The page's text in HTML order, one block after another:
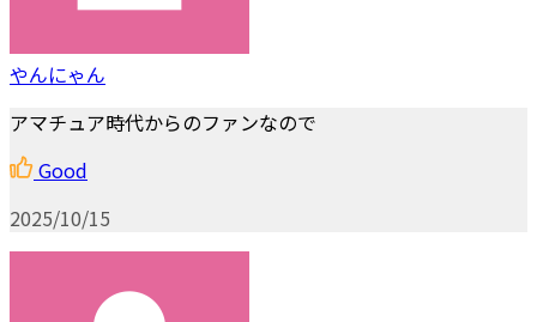
やんにゃん
アマチュア時代からのファンなので
Good
2025/10/15